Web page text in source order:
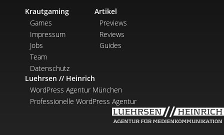
Krautgaming
Games
Impressum
Jobs
Team
Datenschutz
Artikel
Previews
Reviews
Guides
Luehrsen // Heinrich
WordPress Agentur München
Professionelle WordPress Agentur